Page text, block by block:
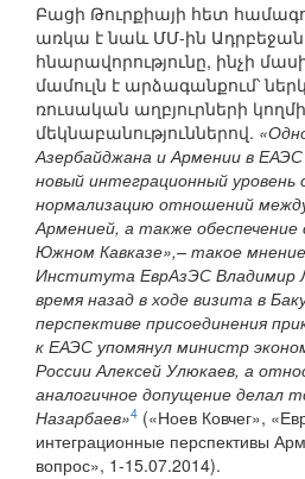
Բացի Թուրքիայի հետ
առկա է նաև ՄՄ-ին
հնարավորությունը, ինչի
մամուլն է արձագանքում՝
ռուսական աղբյուրների
մեկնաբանություններով.
Азербайджана и Армении в
новый интеграционный уровень
нормализацию отношений
Арменией, а также
Южном Кавказе»,– такое
Института ЕврАзЭС Владимир
время назад в ходе визита в
перспективе присоединения
к ЕАЭС упомянул министр
России Алексей Улюкаев, а
аналогичное допущение делал
Назарбаев»4 («Ноев Ковчег»,
интеграционные перспективы
вопрос», 1-15.07.2014).